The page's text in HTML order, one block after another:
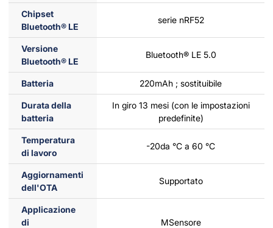
Chipset
Bluetooth® LE
serie nRF52
Versione
Bluetooth® LE
Bluetooth® LE 5.0
Batteria 220mAh ; sostituibile
Durata della
batteria
In giro 13 mesi (con le impostazioni
predefinite)
Temperatura
di lavoro
-20da °C a 60 °C
Aggiornamenti
dell'OTA
Supportato
Applicazione
di
MSensore